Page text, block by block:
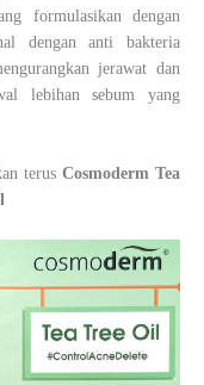
formulasikan dengan
dengan anti bakteria
jerawat dan
lebihan sebum yang
terus Cosmoderm Tea